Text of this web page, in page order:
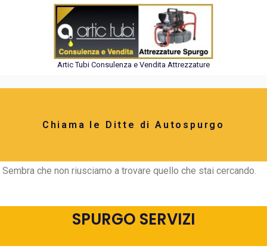
Artic Tubi Consulenza e Vendita Attrezzature
Chiama le Ditte di Autospurgo
Sembra che non riusciamo a trovare quello che stai cercando.
SPURGO SERVIZI